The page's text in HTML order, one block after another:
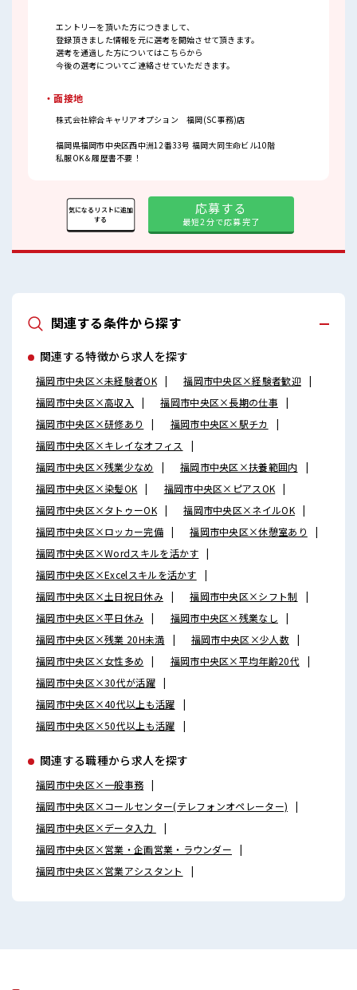
エントリーを頂いた方につきまして、
登録頂きました情報を元に選考を開始させて頂きます。
選考を通過した方についてはこちらから
今後の選考についてご連絡させていただきます。
・面接地
株式会社綜合キャリアオプション 福岡(SC事務)店
福岡県福岡市中央区西中洲12番33号 福岡大同生命ビル10階
私服OK＆履歴書不要！
応募する
最短2分で応募完了
気になるリストに追加
する
関連する条件から探す
関連する特徴から求人を探す
福岡市中央区×未経験者OK
福岡市中央区×経験者歓迎
福岡市中央区×高収入
福岡市中央区×長期の仕事
福岡市中央区×研修あり
福岡市中央区×駅チカ
福岡市中央区×キレイなオフィス
福岡市中央区×残業少なめ
福岡市中央区×扶養範囲内
福岡市中央区×染髪OK
福岡市中央区×ピアスOK
福岡市中央区×タトゥーOK
福岡市中央区×ネイルOK
福岡市中央区×ロッカー完備
福岡市中央区×休憩室あり
福岡市中央区×Wordスキルを活かす
福岡市中央区×Excelスキルを活かす
福岡市中央区×土日祝日休み
福岡市中央区×シフト制
福岡市中央区×平日休み
福岡市中央区×残業なし
福岡市中央区×残業 20H未満
福岡市中央区×少人数
福岡市中央区×女性多め
福岡市中央区×平均年齢20代
福岡市中央区×30代が活躍
福岡市中央区×40代以上も活躍
福岡市中央区×50代以上も活躍
関連する職種から求人を探す
福岡市中央区×一般事務
福岡市中央区×コールセンター(テレフォンオペレーター)
福岡市中央区×データ入力
福岡市中央区×営業・企画営業・ラウンダー
福岡市中央区×営業アシスタント